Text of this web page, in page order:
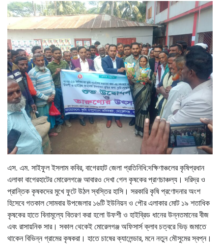
এস. এম. সাইফুল ইসলাম কবির, বাগেরহাট জেলা প্রতিনিধি:দক্ষিণাঞ্চলের কৃষিপ্রধান
এলাকা বাগেরহাটের মোরেলগঞ্জে আবারও দেখা গেল কৃষকের প্রাণচাঞ্চল্য। দরিদ্র ও
প্রান্তিক কৃষকদের মুখে ফুটে উঠল স্বস্তির হাসি। সরকারি কৃষি প্রণোদনার অংশ
হিসেবে গতকাল সোমবার উপজেলার ১৬টি ইউনিয়ন ও পৌর এলাকার মোট ১৯ শতাধিক
কৃষকের হাতে বিনামূল্যে বিতরণ করা হলো উফশী ও হাইব্রিড ধানের উন্নতমানের বীজ
এবং রাসায়নিক সার। সকাল থেকেই মোরেলগঞ্জ অফিসার্স ক্লাব চত্বরে ভিড় জমাতে
থাকেন বিভিন্ন গ্রামের কৃষকরা। হাতে চাষের ক্যালেন্ডার, মনে নতুন মৌসুমের স্বপ্ন।